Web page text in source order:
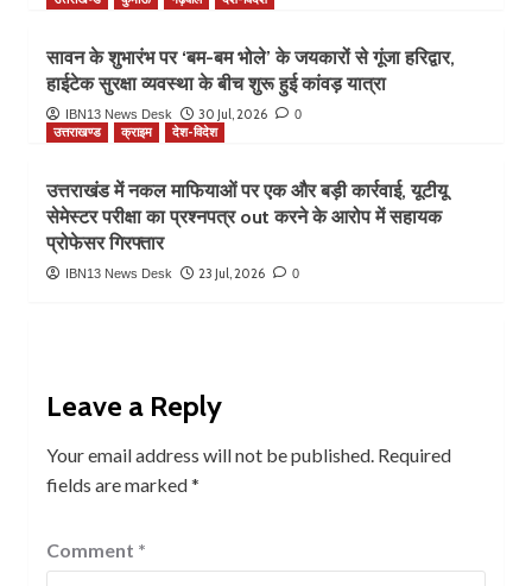
सावन के शुभारंभ पर ‘बम-बम भोले’ के जयकारों से गूंजा हरिद्वार,
हाईटेक सुरक्षा व्यवस्था के बीच शुरू हुई कांवड़ यात्रा
IBN13 News Desk 30 Jul, 2026 0
उत्तराखण्ड क्राइम देश-विदेश
उत्तराखंड में नकल माफियाओं पर एक और बड़ी कार्रवाई, यूटीयू
सेमेस्टर परीक्षा का प्रश्नपत्र out करने के आरोप में सहायक
प्रोफेसर गिरफ्तार
IBN13 News Desk 23 Jul, 2026 0
Leave a Reply
Your email address will not be published. Required
fields are marked*
Comment *